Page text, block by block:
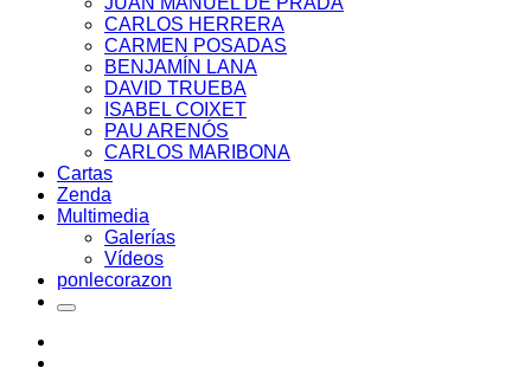
CARLOS HERRERA
CARMEN POSADAS
BENJAMÍN LANA
DAVID TRUEBA
ISABEL COIXET
PAU ARENÓS
CARLOS MARIBONA
Cartas
Zenda
Multimedia
Galerías
Vídeos
ponlecorazon